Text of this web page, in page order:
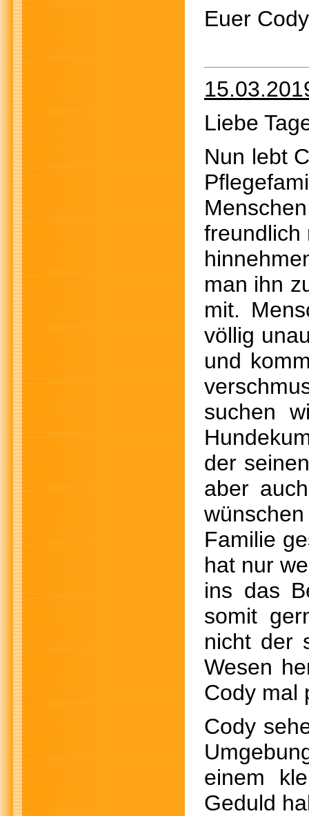
Euer Cody
Liebe
Nun lebt
freundlich
man ihn
mit.
völlig
und
suchen
der
aber
Familie
hat nur
ins das
somit
nicht der
Wesen
Cody mal
Cody
einem
Geduld